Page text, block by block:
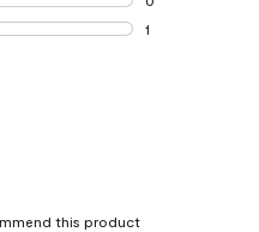
0 reviews with 2
1
this product